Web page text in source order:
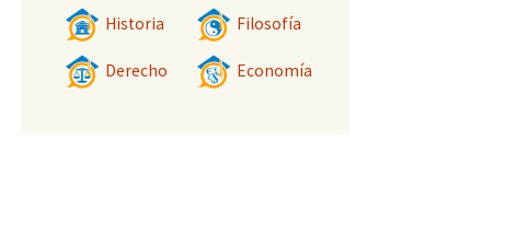
Historia Filosofía
Derecho Economía